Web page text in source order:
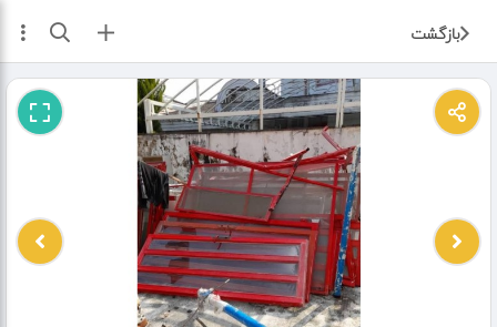
بازگشت ثبت آگهی